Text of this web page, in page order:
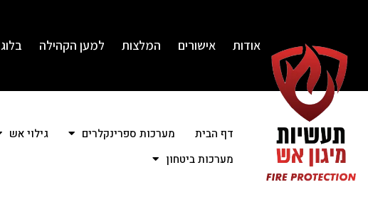
אודות אישורים המלצות למען הקהילה בלוג
דף הבית מערכות ספרינקלרים גילוי אש
מערכות ביטחון